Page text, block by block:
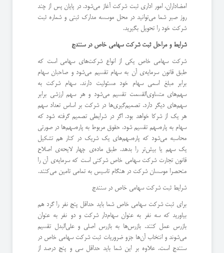
امضاداران، امور اداری ثبت شرکت آغاز می‌شود. در پایان پس از چند
روز صبر شما می‌توانید در محل موسسه مدارک ثبتی و شماره ثبت
شرکت خود را تحویل بگیرید.
شرایط و مراحل ثبت شرکت سهامی خاص در سنندج
شرکت سهامی خاص یکی از انواع شرکت‌های سهامی است که
طبق قانون سرمایه‌ی آن به سهام تقسیم می‌شود و صاحبان سهام
برابر مبلغ اسمی سهام خود مسئولیت دارند. سهام شرکت به
سهم‌های متساوی‌القسمت تقسیم می‌شود و هر سهم ارزشی برابر
سهم‌های دیگر دارد. تصمیم‌گیری‌ها در شرکت بر اساس تعداد سهم
هر یک از شرکا خواهد بود. اگر در شرایطی تصمیم گرفته شود که
سهام به پاره‌سهم تقسیم شود، حقوق مربوط به پاره‌سهم‌ها در صورتی
محاسبه می‌شود که پاره‌سهم‌های یک شریک در کنار هم تشکیل
یک سهم یا بیش‌تر را بدهد. طبق ماده‌ی چهار لایحه‌ی اصلاح
قانون تجارت شرکت سهامی خاص شرکتی است که سرمایه‌ی آن را
منحصرا موسسان شرکت در هنگام تاسیس به تمامی تامین می‌کنند.
شرایط ثبت شرکت سهامی خاص در سنندج
برای ثبت شرکت سهامی خاص شما باید حداقل پنج نفر را گرد هم
بیاورید که سه نفر به عنوان سهام‌دار شرکت و دو نفر به عنوان
بازرس عمل کنند. بازرس‌ها به بازرس اصلی و علی‌البدل تقسیم
می‌شوند و انتخاب آن‌ها جزو ضروریات ثبت شرکت سهامی خاص در
سنندج است. علاوه بر این شما باید حداقل سی و پنج درصد از